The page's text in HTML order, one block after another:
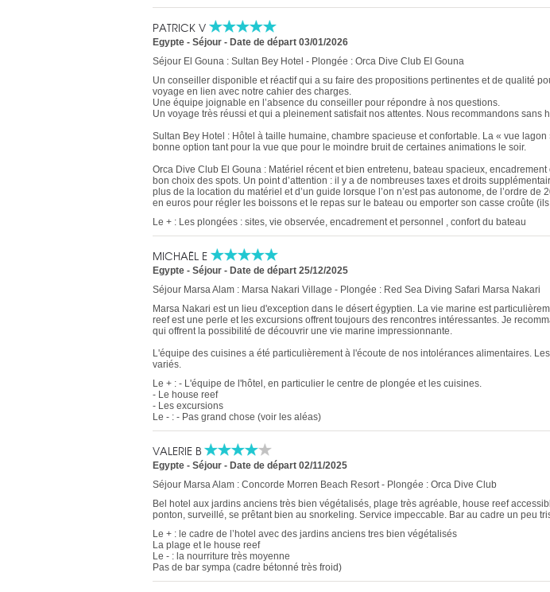
PATRICK V
Egypte - Séjour - Date de départ 03/01/2026
Séjour El Gouna : Sultan Bey Hotel - Plongée : Orca Dive Club El Gouna
Un conseiller disponible et réactif qui a su faire des propositions pertinentes et de qualité
voyage en lien avec notre cahier des charges.
Une équipe joignable en l’absence du conseiller pour répondre à nos questions.
Un voyage très réussi et qui a pleinement satisfait nos attentes. Nous recommandons sans
Sultan Bey Hotel : Hôtel à taille humaine, chambre spacieuse et confortable. La « vue lagon
bonne option tant pour la vue que pour le moindre bruit de certaines animations le soir.
Orca Dive Club El Gouna : Matériel récent et bien entretenu, bateau spacieux,
bon choix des spots. Un point d’attention : il y a de nombreuses taxes et droits
plus de la location du matériel et d’un guide lorsque l’on n’est pas autonome, de l’ordre de
en euros pour régler les boissons et le repas sur le bateau ou emporter son casse croûte
Le + : Les plongées : sites, vie observée, encadrement et personnel , confort du bateau
MICHAËL E
Egypte - Séjour - Date de départ 25/12/2025
Séjour Marsa Alam : Marsa Nakari Village - Plongée : Red Sea Diving Safari Marsa Nakari
Marsa Nakari est un lieu d'exception dans le désert égyptien. La vie marine est
reef est une perle et les excursions offrent toujours des rencontres intéressantes. Je
qui offrent la possibilité de découvrir une vie marine impressionnante.
L'équipe des cuisines a été particulièrement à l'écoute de nos intolérances alimentaires.
variés.
Le + : - L'équipe de l'hôtel, en particulier le centre de plongée et les cuisines.
- Le house reef
- Les excursions
Le - : - Pas grand chose (voir les aléas)
VALERIE B
Egypte - Séjour - Date de départ 02/11/2025
Séjour Marsa Alam : Concorde Morren Beach Resort - Plongée : Orca Dive Club
Bel hotel aux jardins anciens très bien végétalisés, plage très agréable, house reef
ponton, surveillé, se prêtant bien au snorkeling. Service impeccable. Bar au cadre un peu
Le + : le cadre de l’hotel avec des jardins anciens tres bien végétalisés
La plage et le house reef
Le - : la nourriture très moyenne
Pas de bar sympa (cadre bétonné très froid)